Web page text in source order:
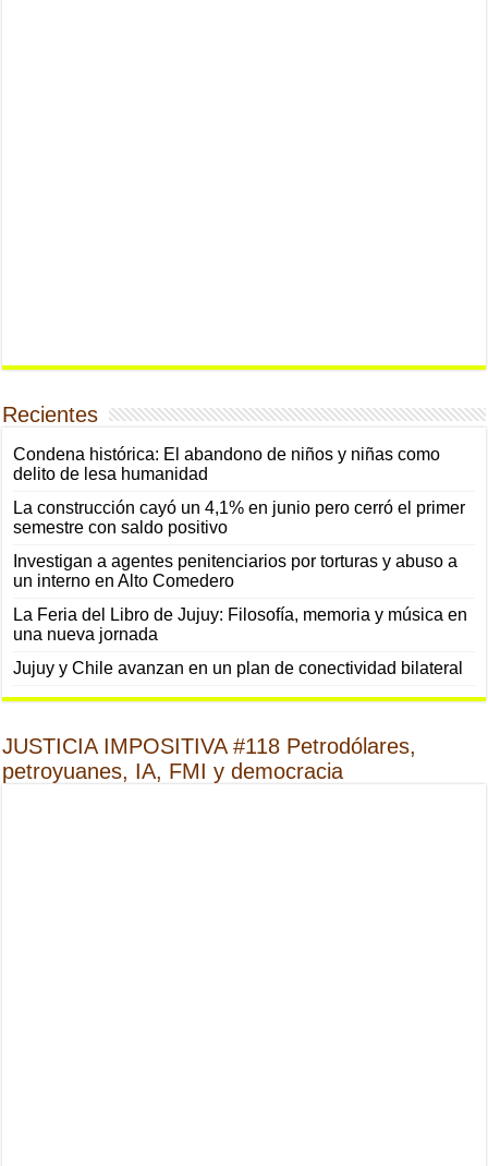
Recientes
Condena histórica: El abandono de niños y niñas como
delito de lesa humanidad
La construcción cayó un 4,1% en junio pero cerró el primer
semestre con saldo positivo
Investigan a agentes penitenciarios por torturas y abuso a
un interno en Alto Comedero
La Feria del Libro de Jujuy: Filosofía, memoria y música en
una nueva jornada
Jujuy y Chile avanzan en un plan de conectividad bilateral
JUSTICIA IMPOSITIVA #118 Petrodólares,
petroyuanes, IA, FMI y democracia